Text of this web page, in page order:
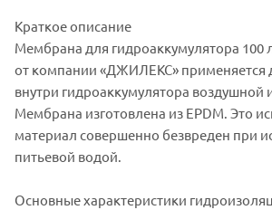
Краткое описание
Мембрана для гидроаккумулятора 100
от компании «ДЖИЛЕКС» применяется
внутри гидроаккумулятора воздушной
Мембрана изготовлена из EPDM. Это
материал совершенно безвреден при
питьевой водой.
Основные характеристики